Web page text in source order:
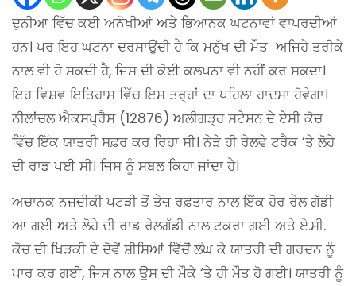
ਦੁਨੀਆ ਵਿੱਚ ਕਈ ਅਨੋਖੀਆਂ ਅਤੇ ਭਿਆਨਕ ਘਟਨਾਵਾਂ ਵਾਪਰਦੀਆਂ
ਹਨ। ਪਰ ਇਹ ਘਟਨਾ ਦਰਸਾਉਂਦੀ ਹੈ ਕਿ ਮਨੁੱਖ ਦੀ ਮੌਤ ਅਜਿਹੇ ਤਰੀਕੇ
ਨਾਲ ਵੀ ਹੋ ਸਕਦੀ ਹੈ, ਜਿਸ ਦੀ ਕੋਈ ਕਲਪਨਾ ਵੀ ਨਹੀਂ ਕਰ ਸਕਦਾ।
ਇਹ ਵਿਸ਼ਵ ਇਤਿਹਾਸ ਵਿੱਚ ਇਸ ਤਰ੍ਹਾਂ ਦਾ ਪਹਿਲਾ ਹਾਦਸਾ ਹੋਵੇਗਾ।
ਨੀਲਾਂਚਲ ਐਕਸਪ੍ਰੈਸ (12876) ਅਲੀਗੜ੍ਹ ਸਟੇਸ਼ਨਦੇ ਏਸੀ ਕੋਚ
ਵਿੱਚ ਇੱਕ ਯਾਤਰੀ ਸਫ਼ਰ ਕਰ ਰਿਹਾ ਸੀ। ਨੇੜੇ ਹੀ ਰੇਲਵੇ ਟਰੈਕ ‘ਤੇ ਲੋਹੇ
ਦੀ ਰਾਡ ਪਈ ਸੀ। ਜਿਸ ਨੂੰ ਸਬਲ ਕਿਹਾ ਜਾਂਦਾ ਹੈ।
ਅਚਾਨਕ ਨਜ਼ਦੀਕੀ ਪਟੜੀ ਤੋਂ ਤੇਜ਼ ਰਫ਼ਤਾਰ ਨਾਲ ਇੱਕ ਹੋਰ ਰੇਲ ਗੱਡੀ
ਆ ਗਈ ਅਤੇ ਲੋਹੇ ਦੀ ਰਾਡ ਰੇਲਗੱਡੀ ਨਾਲ ਟਕਰਾ ਗਈ ਅਤੇ ਏ.ਸੀ.
ਕੋਚ ਦੀ ਖਿੜਕੀ ਦੇ ਦੋਵੇਂ ਸ਼ੀਸ਼ਿਆਂ ਵਿੱਚੋਂ ਲੰਘ ਕੇ ਯਾਤਰੀ ਦੀ ਗਰਦਨ ਨੂੰ
ਪਾਰ ਕਰ ਗਈ, ਜਿਸ ਨਾਲ ਉਸ ਦੀ ਮੌਕੇ ‘ਤੇ ਹੀ ਮੌਤ ਹੋ ਗਈ। ਯਾਤਰੀ ਨੂੰ